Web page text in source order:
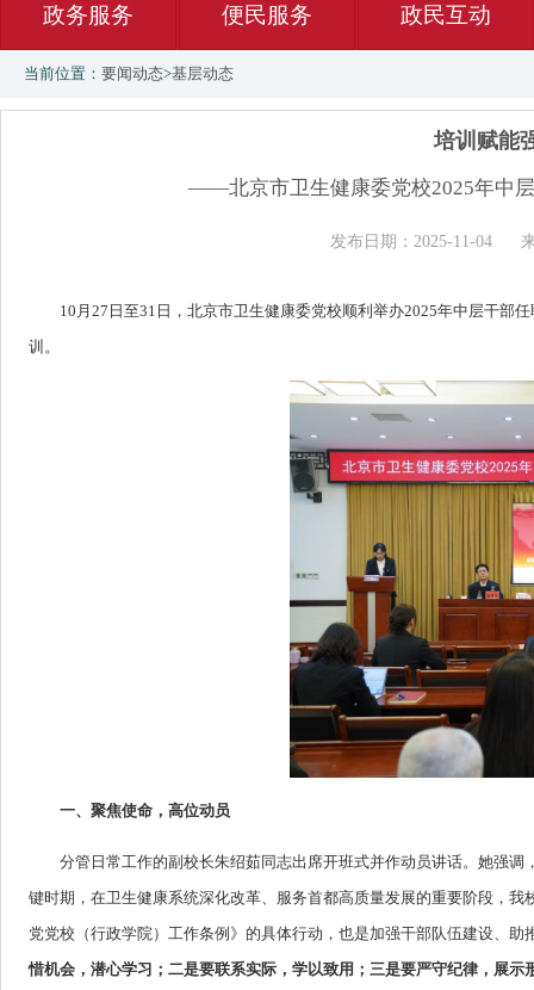
政务服务 便民服务 政民互动
当前位置： 要闻动态>基层动态
培训赋能
——北京市卫生健康委党校2025年中
发布日期：2025-11-04
10月27日至31日，北京市卫生健康委党校顺利举办2025年中层干部
训。
一、聚焦使命，高位动员
分管日常工作的副校长朱绍茹同志出席开班式并作动员讲话。她强
键时期，在卫生健康系统深化改革、服务首都高质量发展的重要阶段，
党党校（行政学院）工作条例》的具体行动，也是加强干部队伍建设、
惜机会，潜心学习；二是要联系实际，学以致用；三是要严守纪律，展示